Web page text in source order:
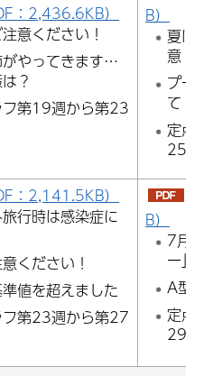
：2,436.6KB）
意ください！
がやってきます…
？
第19週から第23
B）
夏は
意！
プー
て
定点
25週
：2,141.5KB）
行時は感染症に
ください！
値を超えました
第23週から第27
B）
7月
ー」
A型
定点
29週